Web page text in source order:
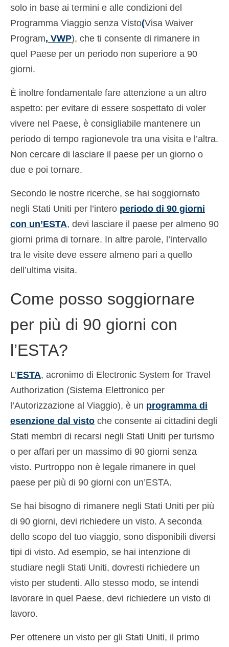
Norsk bokmål (Norvegese Bokmål)
Polski (Polacco)
Slovenščina(Sloveno)
Español(Spagnolo)
solo in base ai termini e alle condizioni del
Programma Viaggio senza Visto(Visa Waiver
Program, VWP), che ti consente di rimanere in
quel Paese per un periodo non superiore a 90
giorni.
È inoltre fondamentale fare attenzione a un altro
aspetto: per evitare di essere sospettato di voler
vivere nel Paese, è consigliabile mantenere un
periodo di tempo ragionevole tra una visita e l’altra.
Non cercare di lasciare il paese per un giorno o
due e poi tornare.
Secondo le nostre ricerche, se hai soggiornato
negli Stati Uniti per l’intero periodo di 90 giorni
con un’ESTA, devi lasciare il paese per almeno 90
giorni prima di tornare. In altre parole, l’intervallo
tra le visite deve essere almeno pari a quello
dell’ultima visita.
Come posso soggiornare
per più di 90 giorni con
l’ESTA?
L’ESTA, acronimo di Electronic System for Travel
Authorization (Sistema Elettronico per
l’Autorizzazione al Viaggio), è un programma di
esenzione dal visto che consente ai cittadini degli
Stati membri di recarsi negli Stati Uniti per turismo
o per affari per un massimo di 90 giorni senza
visto. Purtroppo non è legale rimanere in quel
paese per più di 90 giorni con un’ESTA.
Se hai bisogno di rimanere negli Stati Uniti per più
di 90 giorni, devi richiedere un visto. A seconda
dello scopo del tuo viaggio, sono disponibili diversi
tipi di visto. Ad esempio, se hai intenzione di
studiare negli Stati Uniti, dovresti richiedere un
visto per studenti. Allo stesso modo, se intendi
lavorare in quel Paese, devi richiedere un visto di
lavoro.
Per ottenere un visto per gli Stati Uniti, il primo